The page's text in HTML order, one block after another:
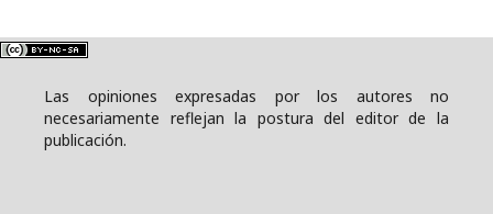
Las opiniones expresadas por los autores no
necesariamente reflejan la postura del editor de la
publicación.